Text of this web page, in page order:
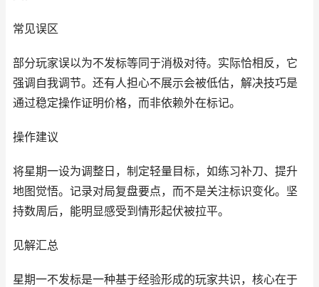
常见误区
部分玩家误以为不发标等同于消极对待。实际恰相反，它
强调自我调节。还有人担心不展示会被低估，解决技巧是
通过稳定操作证明价格，而非依赖外在标记。
操作建议
将星期一设为调整日，制定轻量目标，如练习补刀、提升
地图觉悟。记录对局复盘要点，而不是关注标识变化。坚
持数周后，能明显感受到情形起伏被拉平。
见解汇总
星期一不发标是一种基于经验形成的玩家共识，核心在于